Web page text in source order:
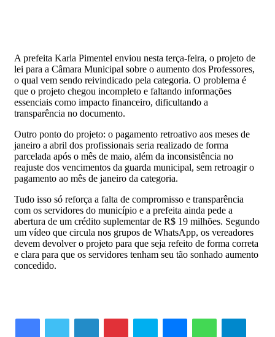
A prefeita Karla Pimentel enviou nesta terça-feira, o projeto de
lei para a Câmara Municipal sobre o aumento dos Professores,
o qual vem sendo reivindicado pela categoria. O problema é
que o projeto chegou incompleto e faltando informações
essenciais como impacto financeiro, dificultando a
transparência no documento.
Outro ponto do projeto: o pagamento retroativo aos meses de
janeiro a abril dos profissionais seria realizado de forma
parcelada após o mês de maio, além da inconsistência no
reajuste dos vencimentos da guarda municipal, sem retroagir o
pagamento ao mês de janeiro da categoria.
Tudo isso só reforça a falta de compromisso e transparência
com os servidores do município e a prefeita ainda pede a
abertura de um crédito suplementar de R$ 19 milhões. Segundo
um vídeo que circula nos grupos de WhatsApp, os vereadores
devem devolver o projeto para que seja refeito de forma correta
e clara para que os servidores tenham seu tão sonhado aumento
concedido.